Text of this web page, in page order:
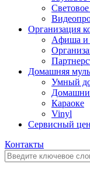
Организация
Aфиша и
Домашняя
Умный
Караоке
Vinyl
Сервисный
Контакты